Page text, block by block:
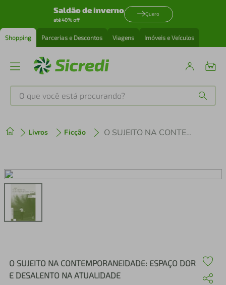
Saldão de inverno
até 40% off
Quero
Shopping Parcerias e Descontos Viagens Imóveis e Veículos
O que você está procurando?
Livros Ficção O SUJEITO NA CONTEMPORANEIDADE: ESPAÇO DOR E DESALENTO NA ATUALIDADE
O SUJEITO NA CONTEMPORANEIDADE: ESPAÇO DOR
E DESALENTO NA ATUALIDADE
2º cafeteira
3º